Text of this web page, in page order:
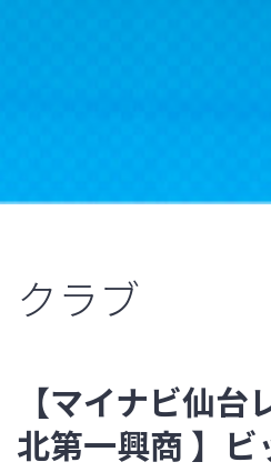
クラブ
【マイナビ仙
北第一興商 】